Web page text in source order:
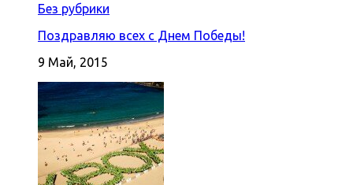
Без рубрики
Поздравляю всех с Днем Победы!
9 Май, 2015